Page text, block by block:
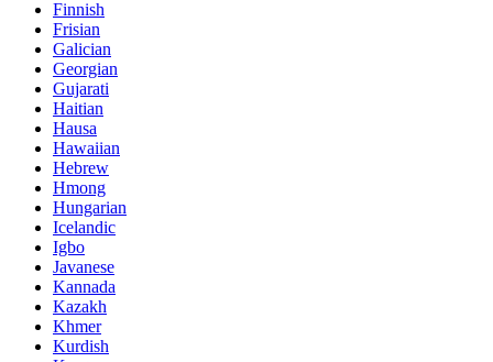
Finnish
Frisian
Galician
Georgian
Gujarati
Haitian
Hausa
Hawaiian
Hebrew
Hmong
Hungarian
Icelandic
Igbo
Javanese
Kannada
Kazakh
Khmer
Kurdish